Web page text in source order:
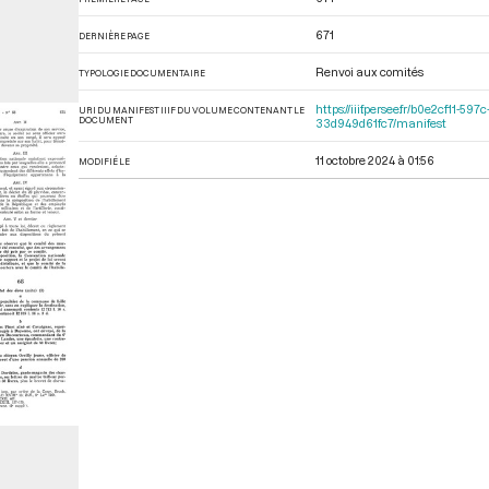
DERNIÈRE PAGE 671
TYPOLOGIE DOCUMENTAIRE Renvoi aux comités
URI DU MANIFEST IIIF DU VOLUME CONTENANT LE
DOCUMENT
https://iiif.persee.fr/b0e2cf11-
33d949d61fc7/manifest
MODIFIÉ LE 11 octobre 2024 à 01:56